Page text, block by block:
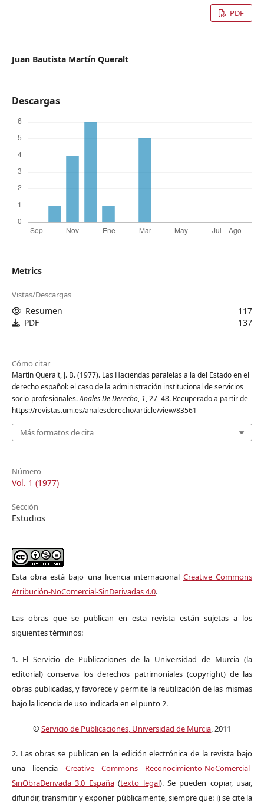
PDF
Juan Bautista Martín Queralt
Descargas
Metrics
Vistas/Descargas
Resumen
117
PDF
137
Cómo citar
Martín Queralt, J. B. (1977). Las Haciendas paralelas a la del Estado en el
derecho español: el caso de la administración institucional de servicios
socio-profesionales.Anales De Derecho, 1, 27–48. Recuperado a partir de
https://revistas.um.es/analesderecho/article/view/83561
Más formatos de cita
Número
Vol. 1 (1977)
Sección
Estudios
Esta obra está bajo una licencia internacional Creative Commons
Atribución-NoComercial-SinDerivadas 4.0.
Las obras que se publican en esta revista están sujetas a los
siguientes términos:
1. El Servicio de Publicaciones de la Universidad de Murcia (la
editorial) conserva los derechos patrimoniales (copyright) de las
obras publicadas, y favorece y permite la reutilización de las mismas
bajo la licencia de uso indicada en el punto 2.
©Servicio de Publicaciones, Universidad de Murcia, 2011
2. Las obras se publican en la edición electrónica de la revista bajo
una licencia Creative Commons Reconocimiento-NoComercial-
SinObraDerivada 3.0 España(texto legal). Se pueden copiar, usar,
difundir, transmitir y exponer públicamente, siempre que: i) se cite la